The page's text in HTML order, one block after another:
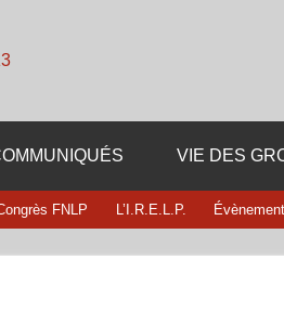
13
VIE DES
FNLP L’I.R.E.L.P.